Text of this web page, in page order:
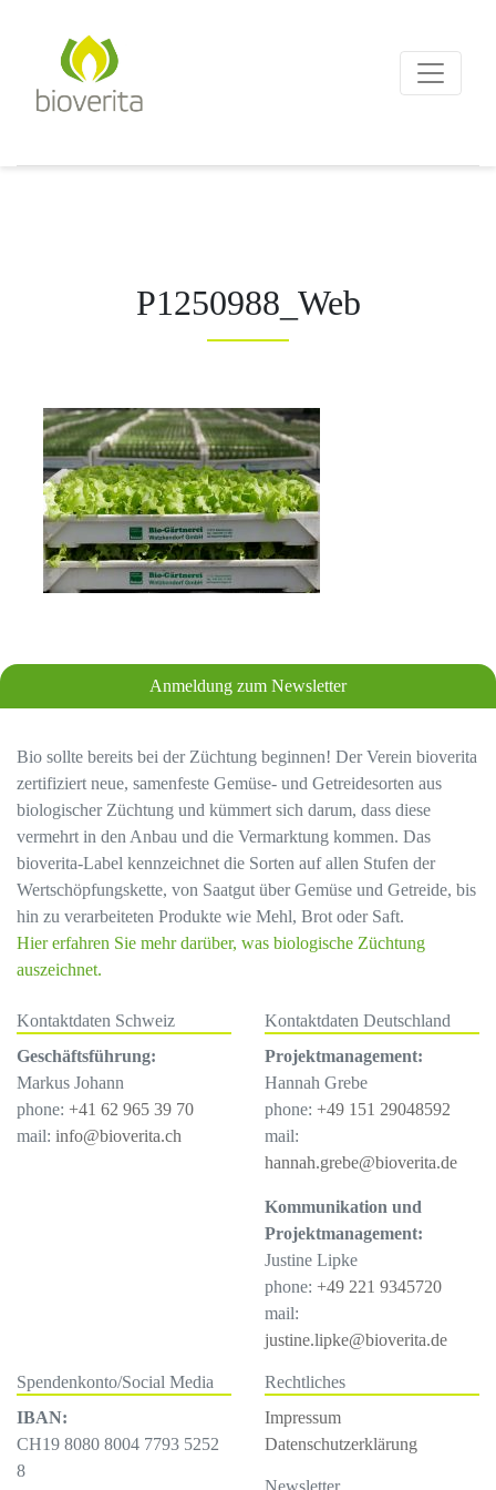
Von der Züchtung bis zum
P1250988_Web
Anmeldung zum Newsletter
Bio sollte bereits bei der Züchtung beginnen! Der Verein bioverita
zertifiziert neue, samenfeste Gemüse- und Getreidesorten aus
biologischer Züchtung und kümmert sich darum, dass diese
vermehrt in den Anbau und die Vermarktung kommen. Das
bioverita-Label kennzeichnet die Sorten auf allen Stufen der
Wertschöpfungskette, von Saatgut über Gemüse und Getreide, bis
hin zu verarbeiteten Produkte wie Mehl, Brot oder Saft.
Hier erfahren Sie mehr darüber, was biologische Züchtung
auszeichnet.
Kontaktdaten Schweiz
Geschäftsführung:
Markus Johann
phone: +41 62 965 39 70
mail: info@bioverita.ch
Kontaktdaten Deutschland
Projektmanagement:
Hannah Grebe
phone: +49 151 29048592
mail:
hannah.grebe@bioverita.de
Kommunikation und
Projektmanagement:
Justine Lipke
phone: +49 221 9345720
mail:
justine.lipke@bioverita.de
Spendenkonto/Social Media
IBAN:
CH19 8080 8004 7793 5252
8
Rechtliches
Impressum
Datenschutzerklärung